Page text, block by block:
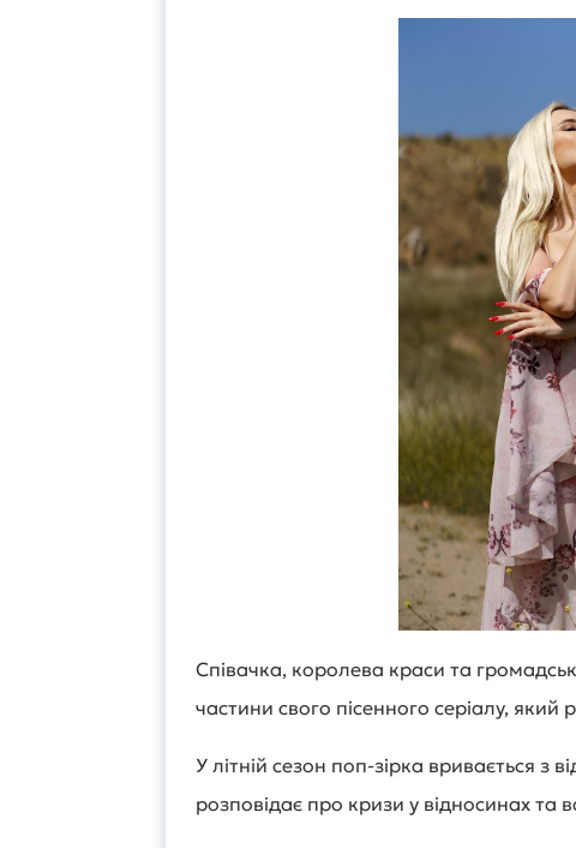
Співачка, королева краси та
частини свого пісенного серіалу, який
У літній сезон поп-зірка вривається з
розповідає про кризи у відносинах та